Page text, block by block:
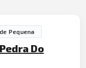
Pequena
Do